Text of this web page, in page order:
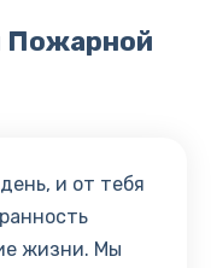
Пожарной
и от тебя
жизни. Мы